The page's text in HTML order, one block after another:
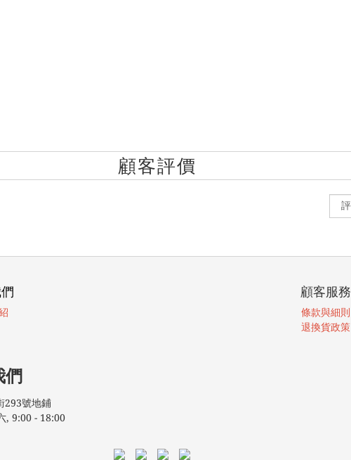
顧客評價
顧客服務
條款與細則
退換貨政策
們
293號地鋪
, 9:00 - 18:00